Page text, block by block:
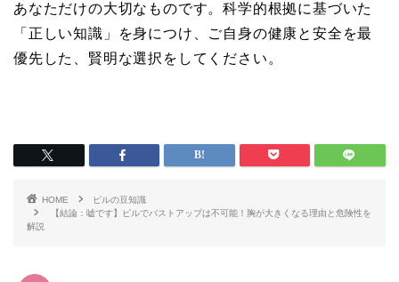
あなただけの大切なものです。科学的根拠に基づいた
「正しい知識」を身につけ、ご自身の健康と安全を最
優先した、賢明な選択をしてください。
HOME
ピルの豆知識
【結論：嘘です】ピルでバストアップは不可能！胸が大きくなる理由と危険性を
解説